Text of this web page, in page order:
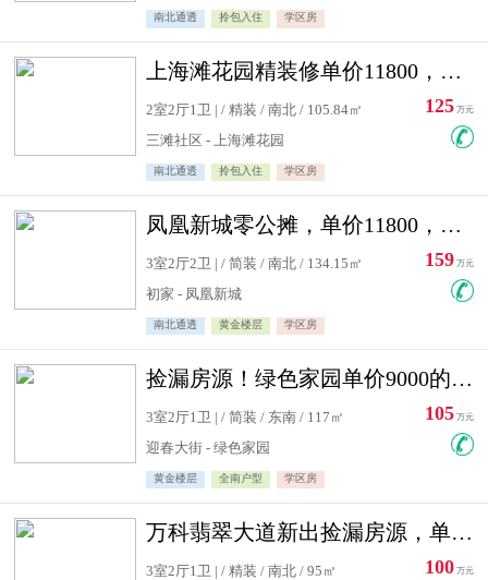
南北通透 拎包入住 学区房
上海滩花园精装修单价11800，价格最低的两居室，无敌视野
2室2厅1卫 | / 精装 / 南北 / 105.84㎡
三滩社区 - 上海滩花园
南北通透 拎包入住 学区房
125 万元
凤凰新城零公摊，单价11800，白银楼层，一个车库另算
3室2厅2卫 | / 简装 / 南北 / 134.15㎡
初家 - 凤凰新城
南北通透 黄金楼层 学区房
159 万元
捡漏房源！绿色家园单价9000的大三居，实验小学永明双学区
3室2厅1卫 | / 简装 / 东南 / 117㎡
迎春大街 - 绿色家园
黄金楼层 全南户型 学区房
105 万元
万科翡翠大道新出捡漏房源，单价10500精装修
3室2厅1卫 | / 精装 / 南北 / 95㎡
100 万元